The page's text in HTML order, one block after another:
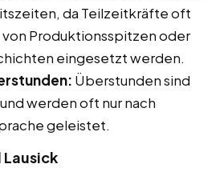
da Teilzeitkräfte oft
Produktionsspitzen oder
eingesetzt werden.
Überstunden sind
werden oft nur nach
geleistet.
Lausick